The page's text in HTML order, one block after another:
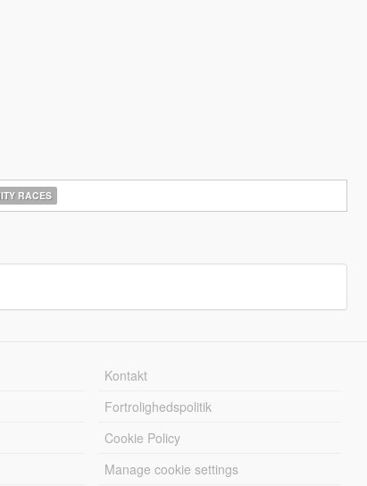
RACES
Kontakt
Fortrolighedspolitik
Cookie Policy
Manage cookie settings